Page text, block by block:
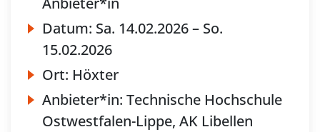
Datum: Sa. 14.02.2026 – So.
15.02.2026
Ort: Höxter
Anbieter*in: Technische Hochschule
Ostwestfalen-Lippe, AK Libellen